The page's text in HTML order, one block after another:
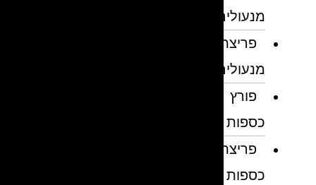
מנעולים
פריצת
מנעולים
פורץ
כספות
פריצת
כספות